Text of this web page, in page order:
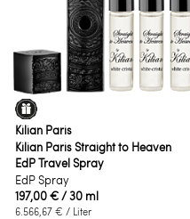
Kilian Paris
Kilian Paris Straight to Heaven
EdP Travel Spray
EdP Spray
197,00 €/ 30 ml
6.566,67 € / Liter